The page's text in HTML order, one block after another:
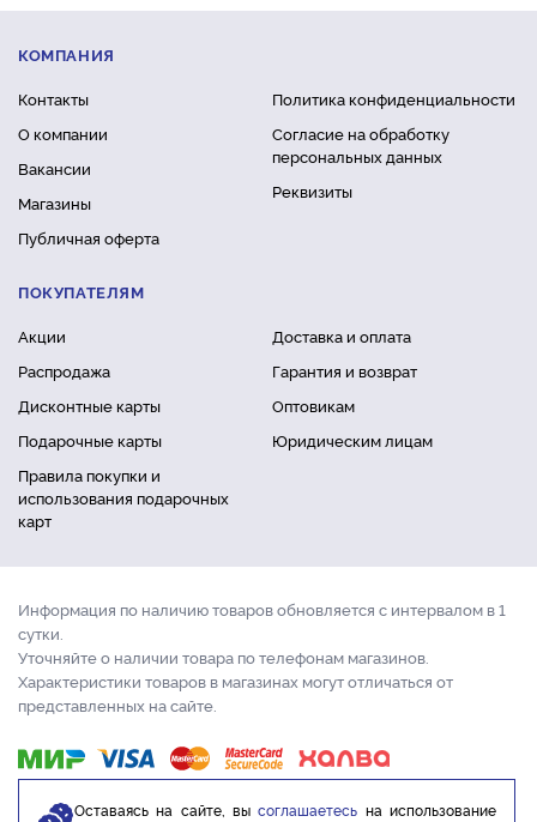
КОМПАНИЯ
Контакты
О компании
Вакансии
Магазины
Публичная оферта
Политика конфиденциальности
Согласие на обработку
персональных данных
Реквизиты
ПОКУПАТЕЛЯМ
Акции
Распродажа
Дисконтные карты
Подарочные карты
Правила покупки и
использования подарочных
карт
Доставка и оплата
Гарантия и возврат
Оптовикам
Юридическим лицам
Информация по наличию товаров обновляется с интервалом в 1
сутки.
Уточняйте о наличии товара по телефонам магазинов.
Характеристики товаров в магазинах могут отличаться от
представленных на сайте.
Оставаясь на сайте, высоглашаетесь на использование